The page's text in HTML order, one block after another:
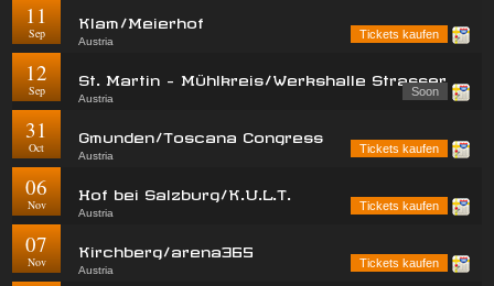
11
Sep
Klam/Meierhof
Austria
Tickets kaufen
12
Sep
St. Martin - Mühlkreis/Werkshalle Strasser
Austria
Soon
31
Oct
Gmunden/Toscana Congress
Austria
Tickets kaufen
06
Nov
Hof bei Salzburg/K.U.L.T.
Austria
Tickets kaufen
07
Nov
Kirchberg/arena365
Austria
Tickets kaufen